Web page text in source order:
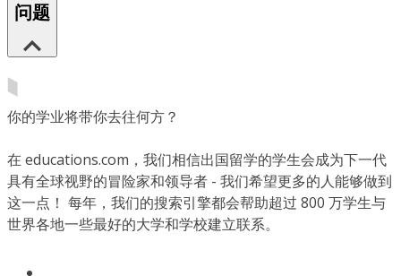
问题
你的学业将带你去往何方？
在 educations.com，我们相信出国留学的学生会成为下一代
具有全球视野的冒险家和领导者 - 我们希望更多的人能够做到
这一点！ 每年，我们的搜索引擎都会帮助超过 800 万学生与
世界各地一些最好的大学和学校建立联系。